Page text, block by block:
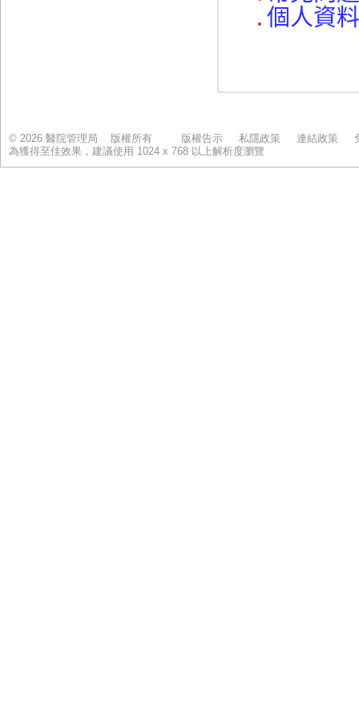
© 2026 醫院管理局 版權所有 版權告示 私隱政策 連結政策
為獲得至佳效果，建議使用 1024 x 768 以上解析度瀏覽